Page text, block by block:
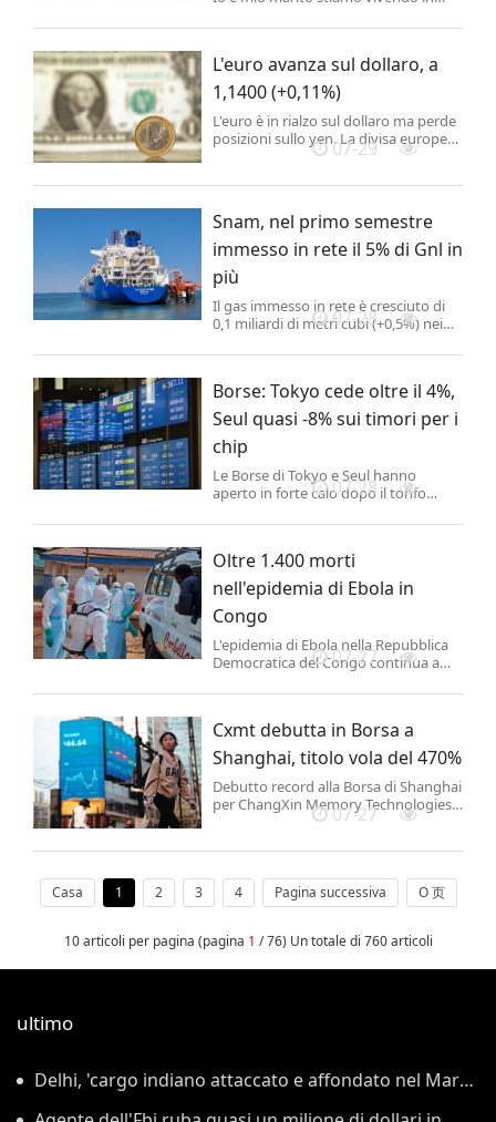
Aspettiamo di guardarli negli occhi.
il coraggio di guardarci negli occhi.
L'euro avanza sul dollaro, a
1,1400 (+0,11%)
L'euro è in rialzo sul dollaro ma perde
posizioni sullo yen. La divisa europea
passa di mano a 1,1400 dollari con un
(-0,13%). .
07-29
Snam, nel primo semestre
immesso in rete il 5% di Gnl in
più
Il gas immesso in rete è cresciuto di
0,1 miliardi di metri cubi (+0,5%) nei
naturale liquefatto (Gnl) in rialzo rialzo
effetto anche dell'entrata in funzione
del rigassificatore di...
07-28
Borse: Tokyo cede oltre il 4%,
Seul quasi -8% sui timori per i
chip
Le Borse di Tokyo e Seul hanno
aperto in forte calo dopo il tonfo
a Wall Street, innescato da
tecnologico della Cina nella
produzione di chip avanzati.
07-28
Oltre 1.400 morti
nell'epidemia di Ebola in
Congo
L'epidemia di Ebola nella Repubblica
Democratica del Congo continua a
autorità sanitarie congolesi, dalla fine
causa del virus.
07-27
Cxmt debutta in Borsa a
Shanghai, titolo vola del 470%
Debutto record alla Borsa di Shanghai
per ChangXin Memory Technologies
(Cxmt), principale produttore cinese
aperto gli scambi a 49,50 yuan, in
rialzo di oltre il 470% rispetto al
prezzo di collocamento di 8,66 yuan
per ...
07-27
Casa 1 2 3 4 Pagina successiva O 页
10 articoli per pagina (pagina 1 / 76) Un totale di 760 articoli
ultimo
Delhi, 'cargo indiano attaccato e affondato nel Mar